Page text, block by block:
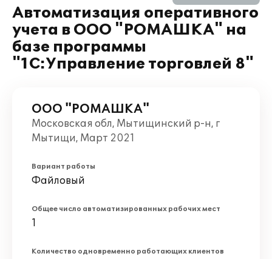
Автоматизация оперативного
учета в ООО "РОМАШКА" на
базе программы
"1С:Управление торговлей 8"
ООО "РОМАШКА"
Московская обл, Мытищинский р-н, г
Мытищи, Март 2021
Вариант работы
Файловый
Общее число автоматизированных рабочих мест
1
Количество одновременно работающих клиентов